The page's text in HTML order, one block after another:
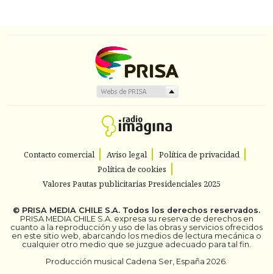
Contacto comercial Aviso legal
Política de privacidad
Política de cookies
Valores Pautas publicitarias Presidenciales 2025
© PRISA MEDIA CHILE S.A. Todos los derechos reservados.
PRISA MEDIA CHILE S.A. expresa su reserva de derechos en
cuanto a la reproducción y uso de las obras y servicios ofrecidos
en este sitio web, abarcando los medios de lectura mecánica o
cualquier otro medio que se juzgue adecuado para tal fin.
Producción musical Cadena Ser, España 2026.